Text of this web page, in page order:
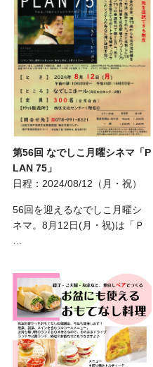
第56回 なでしこ月曜シネマ「P
LAN 75」
日程：2024/08/12（月・祝）
56回を迎えるなでしこ月曜シ
ネマ。8月12日(月・祝)は「Ｐ
…